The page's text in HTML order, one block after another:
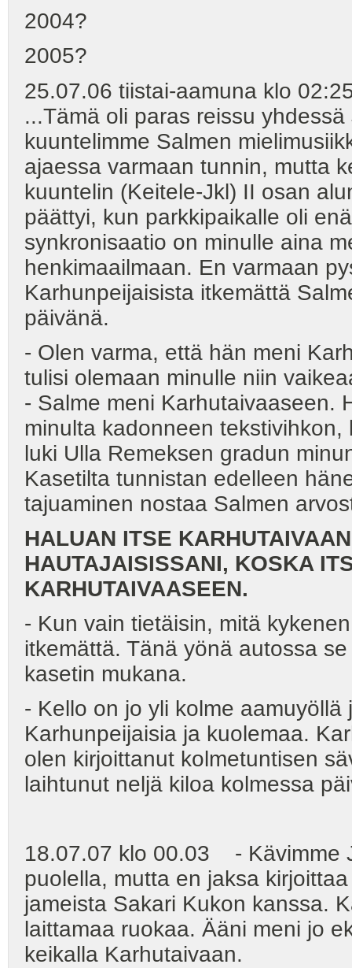
2004?
2005?
25.07.06 tiistai-aamuna klo
...Tämä oli paras reissu
kuuntelimme Salmen
ajaessa varmaan tunnin, mutta
kuuntelin (Keitele-Jkl) II osan
päättyi, kun parkkipaikalle oli
synkronisaatio on minulle aina
henkimaailmaan. En varmaan
Karhunpeijaisista itkemättä
päivänä.
- Olen varma, että hän meni
tulisi olemaan minulle niin
- Salme meni Karhutaivaaseen.
minulta kadonneen
luki Ulla Remeksen gradun
Kasetilta tunnistan edelleen
tajuaminen nostaa Salmen
HALUAN ITSE
HAUTAJAISISSANI, KOSKA
KARHUTAIVAASEEN.
- Kun vain tietäisin, mitä
itkemättä. Tänä yönä autossa
kasetin mukana.
- Kello on jo yli kolme
Karhunpeijaisia ja kuolemaa.
olen kirjoittanut kolmetuntisen
laihtunut neljä kiloa kolmessa
18.07.07 klo 00.03 - Kävimme
puolella, mutta en jaksa
jameista Sakari Kukon kanssa.
laittamaa ruokaa. Ääni meni jo
keikalla Karhutaivaan.